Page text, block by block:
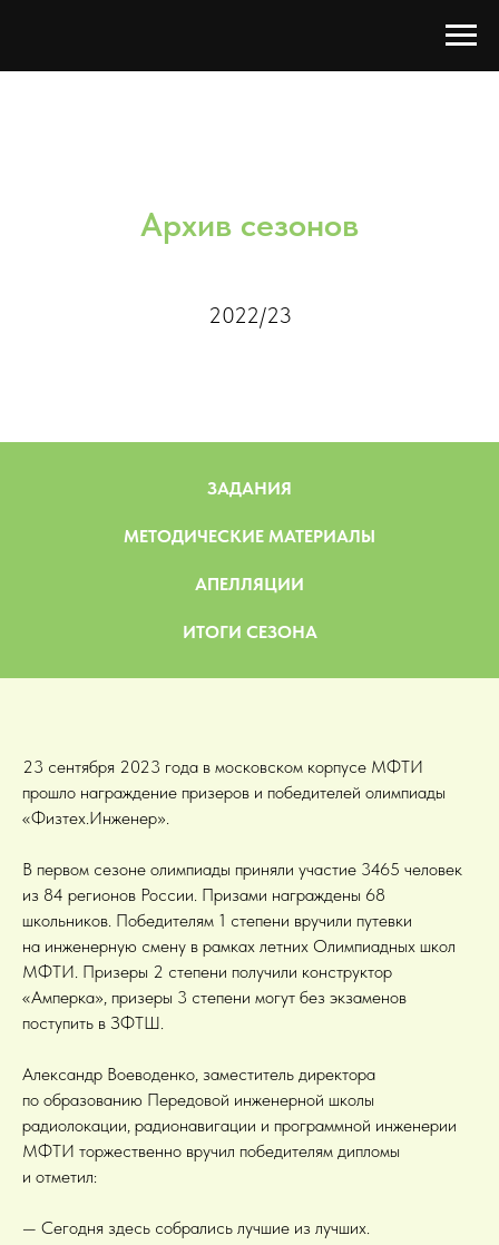
Архив сезонов
2022/23
ЗАДАНИЯ
МЕТОДИЧЕСКИЕ МАТЕРИАЛЫ
АПЕЛЛЯЦИИ
ИТОГИ СЕЗОНА
23 сентября 2023 года в московском корпусе МФТИ
прошло награждение призеров и победителей олимпиады
«Физтех.Инженер».
В первом сезоне олимпиады приняли участие 3465 человек
из 84 регионов России. Призами награждены 68
школьников. Победителям 1 степени вручили путевки
на инженерную смену в рамках летних Олимпиадных школ
МФТИ. Призеры 2 степени получили конструктор
«Амперка», призеры 3 степени могут без экзаменов
поступить в ЗФТШ.
Александр Воеводенко, заместитель директора
по образованию Передовой инженерной школы
радиолокации, радионавигации и программной инженерии
МФТИ торжественно вручил победителям дипломы
и отметил:
— Сегодня здесь собрались лучшие из лучших.